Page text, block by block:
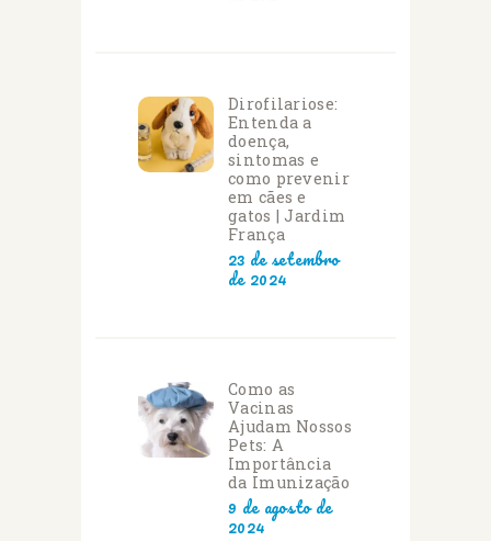
Dirofilariose:
Entenda a
doença,
sintomas e
como prevenir
em cães e
gatos | Jardim
França
23 de setembro
de 2024
Como as
Vacinas
Ajudam Nossos
Pets: A
Importância
da Imunização
9 de agosto de
2024